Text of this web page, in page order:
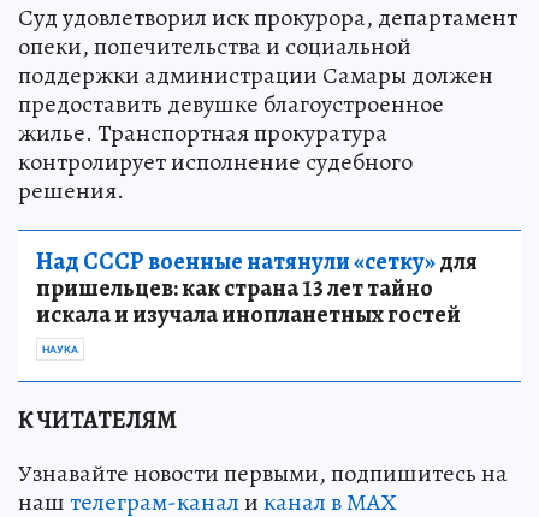
Суд удовлетворил иск прокурора, департамент
опеки, попечительства и социальной
поддержки администрации Самары должен
предоставить девушке благоустроенное
жилье. Транспортная прокуратура
контролирует исполнение судебного
решения.
Над СССР военные натянули «сетку»для
пришельцев: как страна 13 лет тайно
искала и изучала инопланетных гостей
НАУКА
К ЧИТАТЕЛЯМ
Узнавайте новости первыми, подпишитесь на
наштелеграм-каналиканал в МАХ